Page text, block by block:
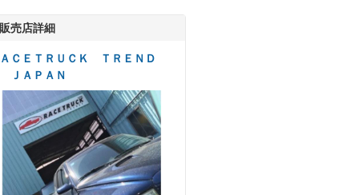
販売店詳細
ＣＥＴＲＵＣＫ ＴＲＥＮＤ
ＪＡＰＡＮ